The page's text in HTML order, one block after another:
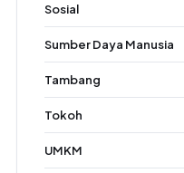
Sosial
Sumber Daya Manusia
Tambang
Tokoh
UMKM